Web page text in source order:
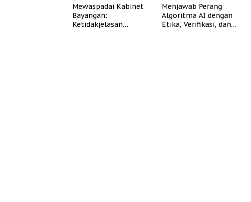
Mewaspadai Kabinet
Bayangan:
Ketidakjelasan
Menjawab Perang
Algoritma AI dengan
Etika, Verifikasi, dan